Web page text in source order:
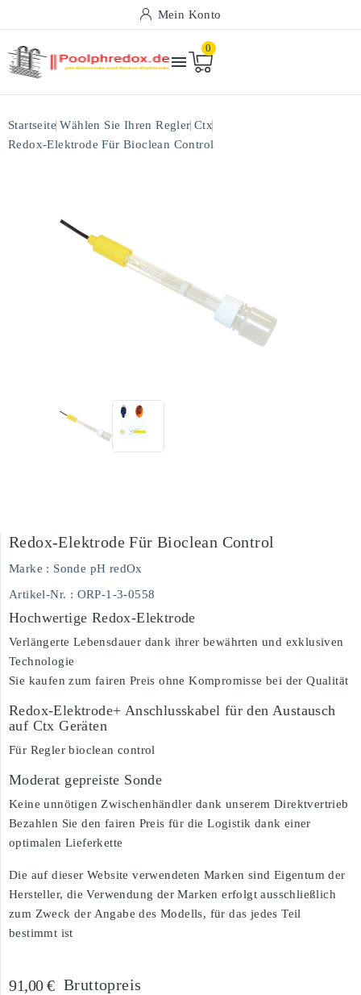
Mein Konto

0
Startseite Wählen Sie Ihren Regler Ctx
Redox-Elektrode Für Bioclean Control
Redox-Elektrode Für Bioclean Control
Marke : Sonde pH redOx
Artikel-Nr. : ORP-1-3-0558
Hochwertige Redox-Elektrode
Verlängerte Lebensdauer dank ihrer bewährten und exklusiven
Technologie
Sie kaufen zum fairen Preis ohne Kompromisse bei der Qualität
Redox-Elektrode+ Anschlusskabel für den Austausch
auf Ctx Geräten
Für Regler bioclean control
Moderat gepreiste Sonde
Keine unnötigen Zwischenhändler dank unserem Direktvertrieb
Bezahlen Sie den fairen Preis für die Logistik dank einer
optimalen Lieferkette
Die auf dieser Website verwendeten Marken sind Eigentum der
Hersteller, die Verwendung der Marken erfolgt ausschließlich
zum Zweck der Angabe des Modells, für das jedes Teil
bestimmt ist
91,00 € Bruttopreis